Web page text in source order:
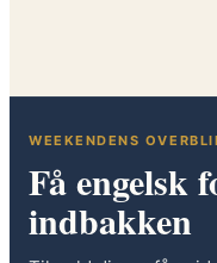
WEEKENDENS
Få engelsk
indbakken